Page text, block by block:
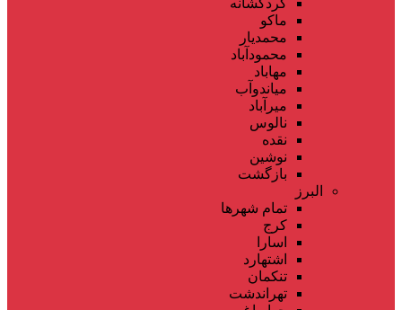
ماکو
محمدیار
محمودآباد
مهاباد
میاندوآب
میرآباد
نالوس
نقده
نوشین
بازگشت
البرز
تمام شهر‌ها
کرج
اسارا
اشتهارد
تنکمان
تهراندشت